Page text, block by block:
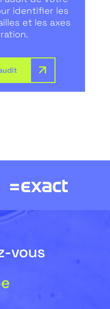
identifier les
et les axes
vous